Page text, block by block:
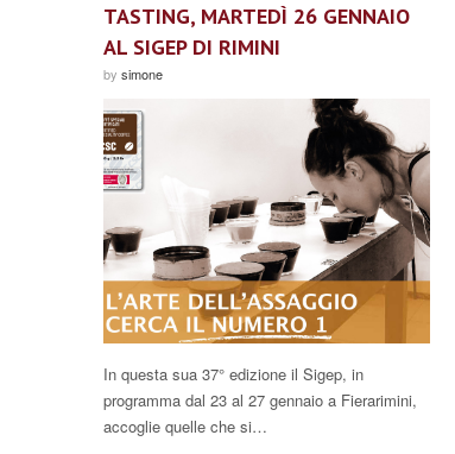
TASTING, MARTEDÌ 26 GENNAIO
AL SIGEP DI RIMINI
by simone
In questa sua 37° edizione il Sigep, in
programma dal 23 al 27 gennaio a Fierarimini,
accoglie quelle che si…